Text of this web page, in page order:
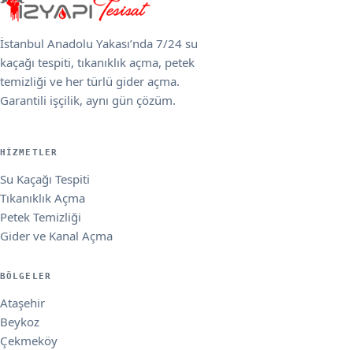
İstanbul Anadolu Yakası’nda 7/24 su
kaçağı tespiti, tıkanıklık açma, petek
temizliği ve her türlü gider açma.
Garantili işçilik, aynı gün çözüm.
HIZMETLER
Su Kaçağı Tespiti
Tıkanıklık Açma
Petek Temizliği
Gider ve Kanal Açma
BÖLGELER
Ataşehir
Beykoz
Çekmeköy